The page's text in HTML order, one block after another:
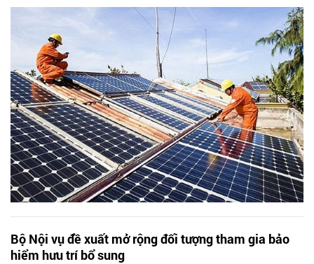
điện dư từ...
Bộ Nội vụ đề xuất mở rộng đối tượng tham gia bảo
hiểm hưu trí bổ sung